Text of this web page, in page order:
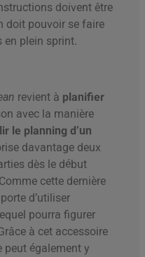
doivent être
doit pouvoir se faire
en plein sprint.
revient à planifier
avec la manière
le planning d’un
davantage deux
dès le début
cette dernière
d’utiliser
pourra figurer
à cet accessoire
peut également y